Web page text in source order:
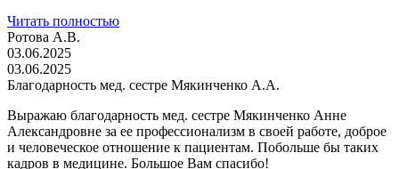
Читать полностью
Ротова А.В.
03.06.2025
03.06.2025
Благодарность мед. сестре Мякинченко А.А.
Выражаю благодарность мед. сестре Мякинченко Анне
Александровне за ее профессионализм в своей работе, доброе
и человеческое отношение к пациентам. Побольше бы таких
кадров в медицине. Большое Вам спасибо!